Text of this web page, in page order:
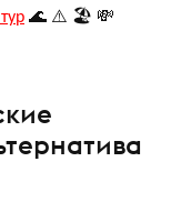
🌊 ⚠️ 🏖️ 💸